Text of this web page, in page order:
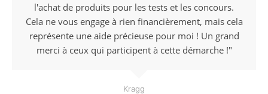
l'achat de produits pour les tests et les concours.
Cela ne vous engage à rien financièrement, mais cela
représente une aide précieuse pour moi ! Un grand
merci à ceux qui participent à cette démarche !"
Kragg